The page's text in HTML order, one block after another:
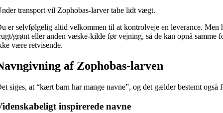
transport vil Zophobas-larver tabe lidt vægt.
er selvfølgelig altid velkommen til at kontrolveje en leverance.
grønt eller anden væske-kilde før vejning, så de kan opnå samme
være retvisende.
af Zophobas-larven
siges, at “kært barn har mange navne”, og det gælder bestemt
inspirerede navne